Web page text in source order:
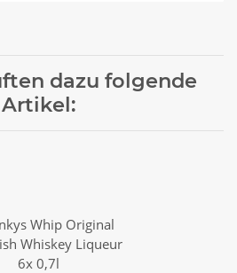
dazu folgende
Artikel: